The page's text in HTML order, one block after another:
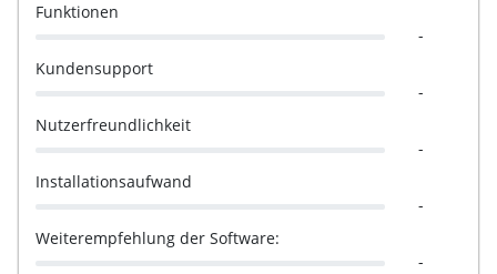
Funktionen
-
Kundensupport
-
Nutzerfreundlichkeit
-
Installationsaufwand
-
Weiterempfehlung der Software:
-